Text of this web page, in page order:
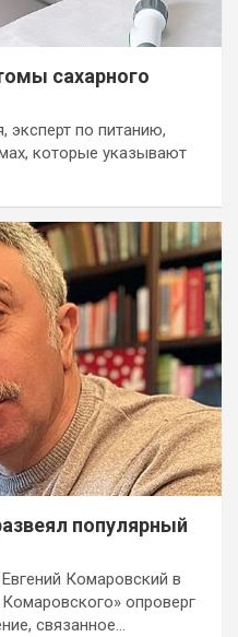
сахарного
эксперт по питанию,
которые указывают
популярный
Комаровский в
опроверг
связанное…